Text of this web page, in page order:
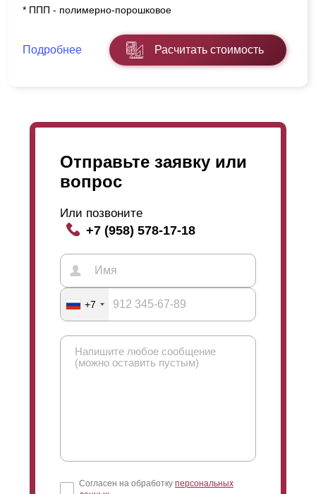
* ППП - полимерно-порошковое
Подробнее Расчитать стоимость
Отправьте заявку или
вопрос
Или позвоните
+7 (958) 578-17-18
+7
Согласен на обработку персональных